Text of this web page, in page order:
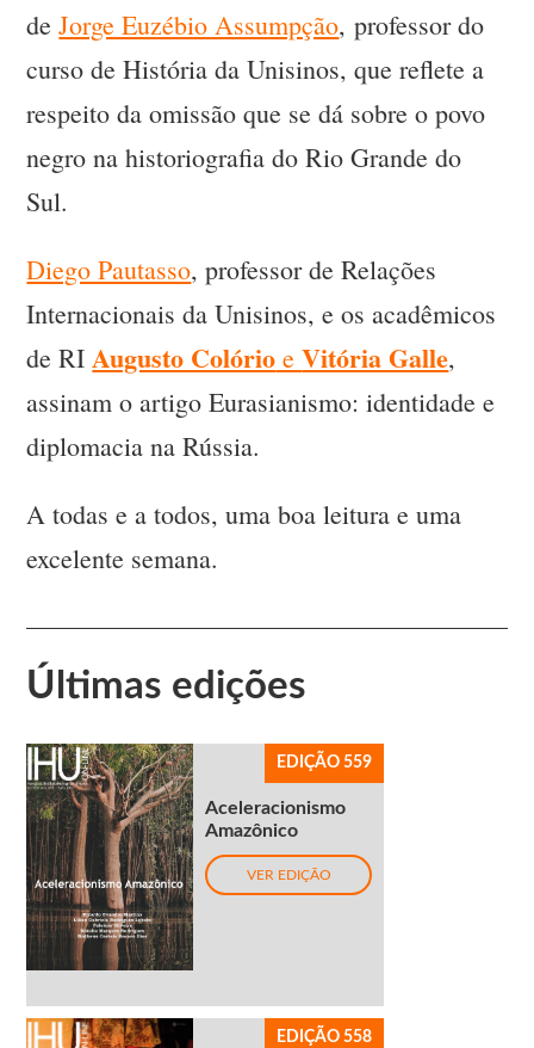
deJorge Euzébio Assumpção, professor do
curso de História da Unisinos, que reflete a
respeito da omissão que se dá sobre o povo
negro na historiografia do Rio Grande do
Sul.
Diego Pautasso, professor de Relações
Internacionais da Unisinos, e os acadêmicos
de RIAugusto Colório eVitória Galle,
assinam o artigo Eurasianismo: identidade e
diplomacia na Rússia.
A todas e a todos, uma boa leitura e uma
excelente semana.
Últimas edições
EDIÇÃO 559
Aceleracionismo
Amazônico
VER EDIÇÃO
EDIÇÃO 558